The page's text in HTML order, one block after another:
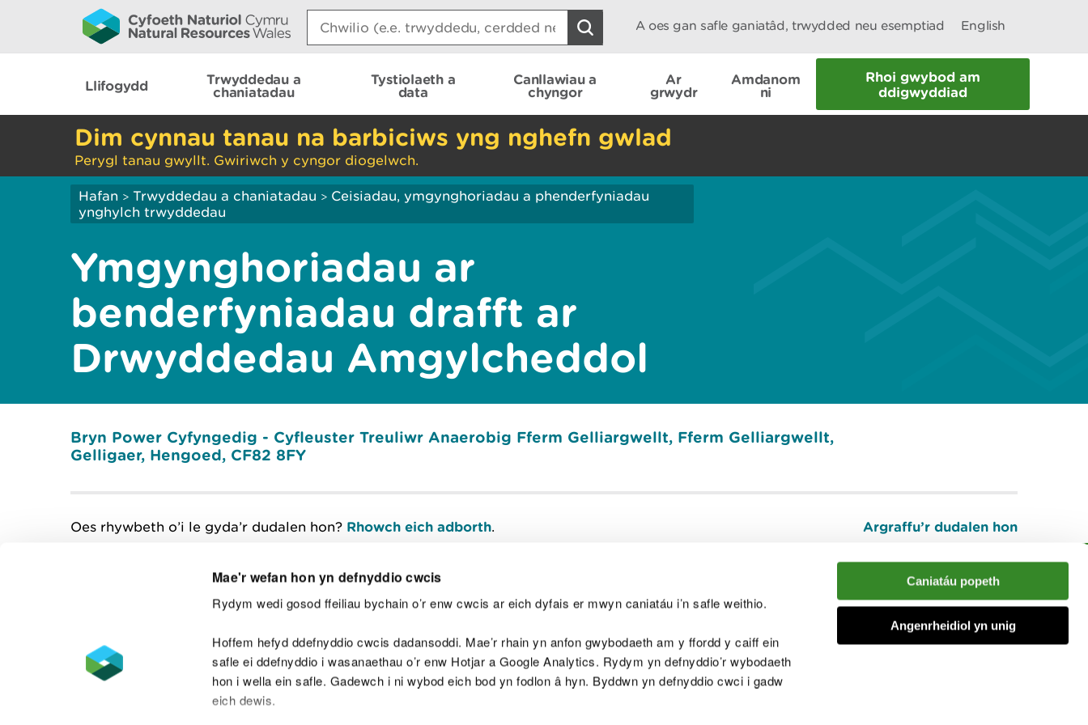
Mae'r wefan hon yn defnyddio cwcis
Rydym wedi gosod ffeiliau bychain o’r enw cwcis ar eich dyfais er mwyn caniatáu i’n safle weithio.
Hoffem hefyd ddefnyddio cwcis dadansoddi. Mae’r rhain yn anfon gwybodaeth am y ffordd y caiff ein
safle ei ddefnyddio i wasanaethau o’r enw Hotjar a Google Analytics. Rydym yn defnyddio’r wybodaeth
hon i wella ein safle. Gadewch i ni wybod eich bod yn fodlon â hyn. Byddwn yn defnyddio cwci i gadw
eich dewis.
Caniatáu popeth
Angenrheidiol yn unig
Search:
A oes gan safle ganiatâd, trwydded neu esemptiad English
Llifogydd
Trwyddedau a
chaniatadau
Tystiolaeth a
data
Canllawiau a
chyngor
Ar
grwydr
Amdanom
ni
Rhoi gwybod am
ddigwyddiad
Dim cynnau tanau na barbiciws yng nghefn gwlad
Perygl tanau gwyllt. Gwiriwch y cyngor diogelwch.
Hafan > Trwyddedau a chaniatadau > Ceisiadau, ymgynghoriadau a phenderfyniadau
ynghylch trwyddedau
Ymgynghoriadau ar
benderfyniadau drafft ar
Drwyddedau Amgylcheddol
Bryn Power Cyfyngedig - Cyfleuster Treuliwr Anaerobig Fferm Gelliargwellt, Fferm Gelliargwellt,
Gelligaer, Hengoed, CF82 8FY
Oes rhywbeth o’i le gyda’r dudalen hon? Rhowch eich adborth. Argraffu’r dudalen hon
I fyny
Datganiad hygyrchedd Safonau'r Gymraeg